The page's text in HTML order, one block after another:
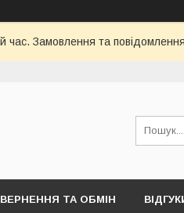
час. Замовлення та
ТА ОБМІН